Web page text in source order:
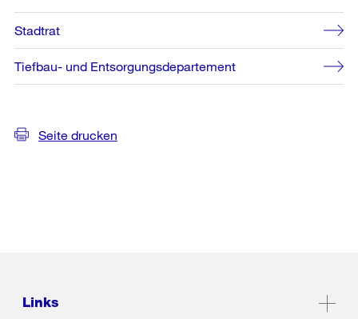
Stadtrat
Tiefbau- und Entsorgungsdepartement
Seite drucken
Links